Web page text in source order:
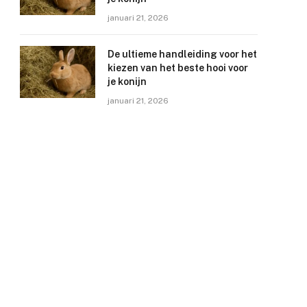
januari 21, 2026
De ultieme handleiding voor het
kiezen van het beste hooi voor
je konijn
januari 21, 2026